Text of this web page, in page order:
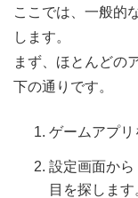
ここでは、一般的
します。
まず、ほとんどの
下の通りです。
ゲームアプリ
設定画面か
目を探します